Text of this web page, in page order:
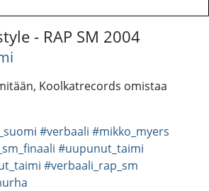
- RAP SM 2004
Koolkatrecords omistaa
#verbaali #mikko_myers
#uupunut_taimi
#verbaali_rap_sm